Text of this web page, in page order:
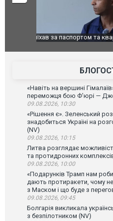
Одесу накрила потужна
«Навіть на вершині
переможця бою Ф’юрі —
09.08.2026, 10:30
«Рішення є». Зеленський
знадобиться Україні на
(NV)
09.08.2026, 10:15
Литва розглядає
та протидронних
09.08.2026, 10:00
«Подарунків Трамп нам
дають протиракети, чому
з Маском і що буде з
09.08.2026, 09:45
Болгарія викликала
з безпілотником (NV)